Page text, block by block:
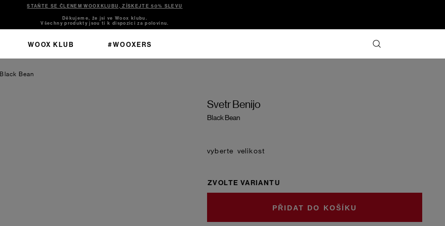
STAŇTE SE ČLENEM WOOXKLUBU, ZÍSKEJTE 50% SLEVU
Děkujeme, že jsi ve Woox klubu.
Všechny produkty jsou ti k dispozici za polovinu.
WOOX KLUB #WOOXERS
Black Bean
Svetr Benijo
Black Bean
velikost
ZVOLTE VARIANTU
DO KOŠÍKU